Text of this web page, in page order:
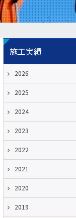
施工実績
2026
2025
2024
2023
2022
2021
2020
2019